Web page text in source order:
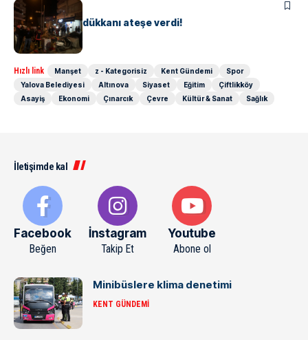
ASAYIŞ ÇINARCIK
Ailesine kızdı, dükkanı ateşe verdi!
Hızlı link Manşet z - Kategorisiz Kent Gündemi
Spor
Yalova Belediyesi
Altınova Siyaset Eğitim
Çiftlikköy
Asayiş
Ekonomi Çınarcık Çevre Kültür & Sanat Sağlık
İletişimde kal
Facebook
Beğen
İnstagram
Takip Et
Youtube
Abone ol
Minibüslere klima denetimi
KENT GÜNDEMI